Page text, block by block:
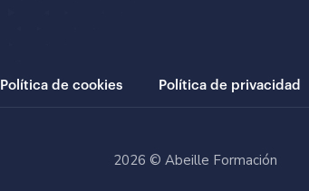
Política de cookies Política de privacidad
2026 © Abeille Formación